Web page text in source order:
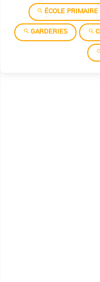
ÉCOLE PRIMAIRE
GARDERIES